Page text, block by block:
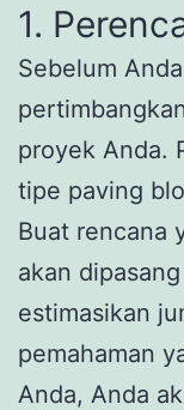
1.
Sebelum
proyek Anda.
tipe paving
Buat rencana
akan
estimasikan
pemahaman
Anda, Anda